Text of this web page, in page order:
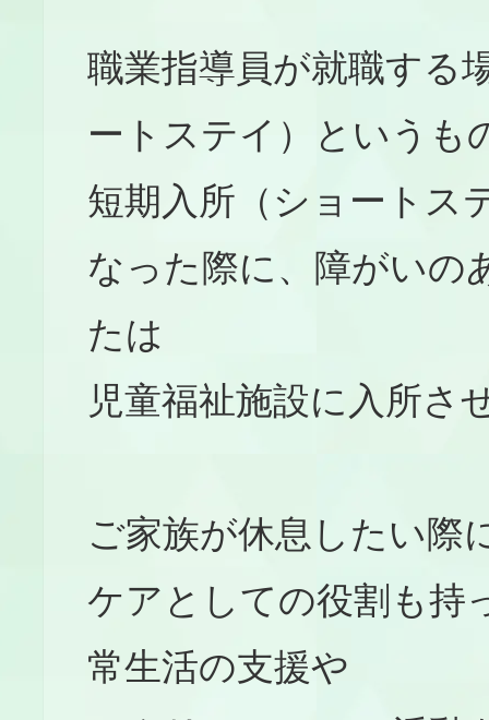
職業指導員が就職する
ートステイ）というも
短期入所（ショートス
なった際に、障がいの
たは
児童福祉施設に入所さ
ご家族が休息したい際
ケアとしての役割も持
常生活の支援や